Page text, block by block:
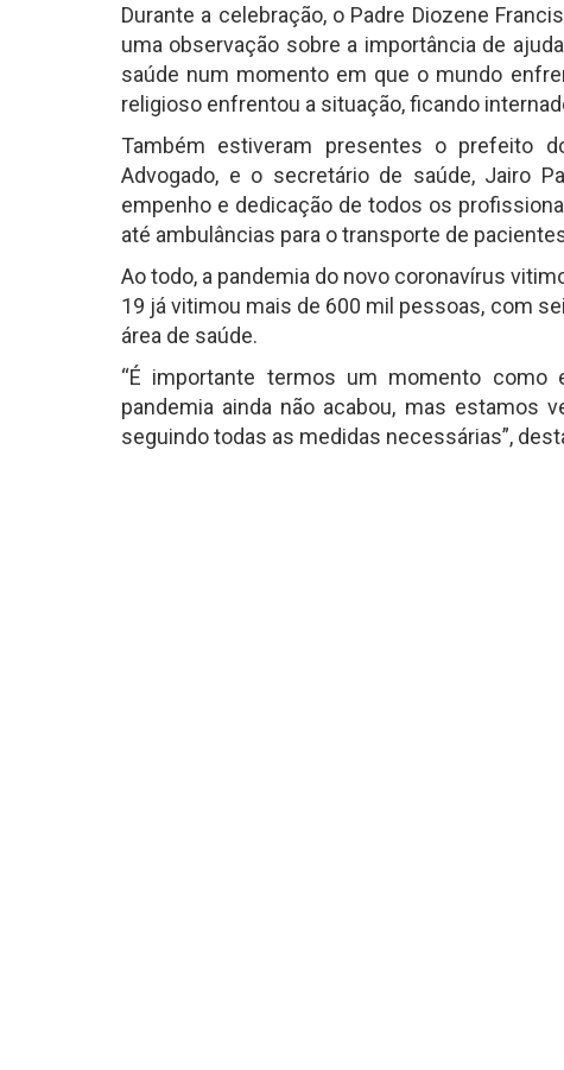
Durante a celebração, o Padre Diozene
uma observação sobre a importância de
saúde num momento em que o mundo
religioso enfrentou a situação, ficando
Também estiveram presentes o prefeito
Advogado, e o secretário de saúde, Jairo
empenho e dedicação de todos os
até ambulâncias para o transporte de
Ao todo, a pandemia do novo coronavírus
19 já vitimou mais de 600 mil pessoas, com
área de saúde.
“É importante termos um momento como
pandemia ainda não acabou, mas estamos
seguindo todas as medidas necessárias”,